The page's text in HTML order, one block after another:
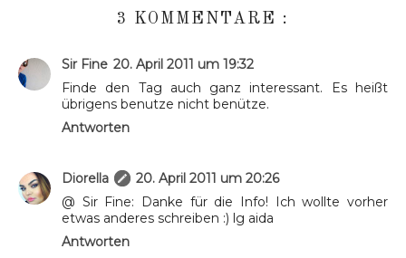
3 KOMMENTARE :
Sir Fine 20. April 2011 um 19:32
Finde den Tag auch ganz interessant. Es heißt
übrigens benutze nicht benütze.
Antworten
Diorella
20. April 2011 um 20:26
@ Sir Fine: Danke für die Info! Ich wollte vorher
etwas anderes schreiben :) lg aida
Antworten